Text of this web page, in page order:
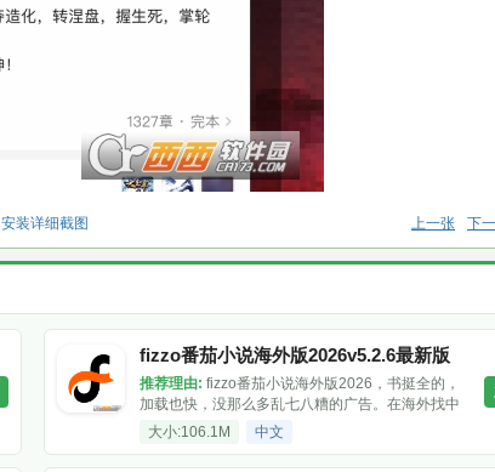
上一张 下
安装详细截图
fizzo番茄小说海外版2026v5.2.6最新版
推荐理由: fizzo番茄小说海外版2026，书挺全的，
加载也快，没那么多乱七八糟的广告。在海外找中
文小说，这个够用了，下就完事。
大小:106.1M 中文